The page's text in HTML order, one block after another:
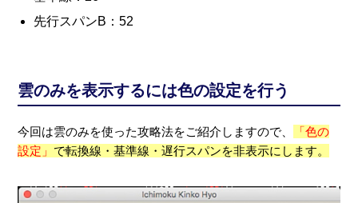
先行スパンB：52
雲のみを表示するには色の設定を行う
今回は雲のみを使った攻略法をご紹介しますので、
「色の
設定」 で転換線・基準線・遅行スパンを非表示にします。